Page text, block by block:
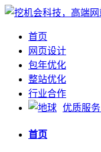
首页
网页设计
包年优化
整站优化
行业合作
优质服务
首页